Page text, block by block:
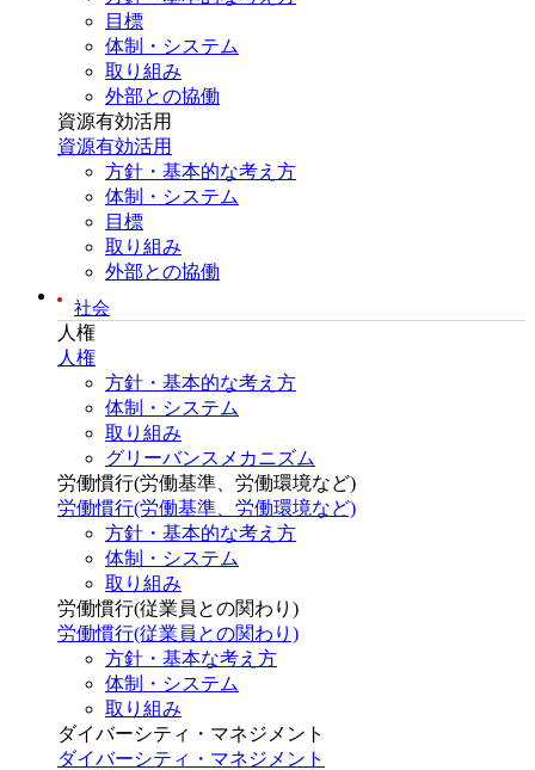
目標
体制・システム
取り組み
外部との協働
資源有効活用
資源有効活用
方針・基本的な考え方
体制・システム
目標
取り組み
外部との協働
社会
人権
人権
方針・基本的な考え方
体制・システム
取り組み
グリーバンスメカニズム
労働慣行(労働基準、労働環境など)
労働慣行(労働基準、労働環境など)
方針・基本的な考え方
体制・システム
取り組み
労働慣行(従業員との関わり)
労働慣行(従業員との関わり)
方針・基本な考え方
体制・システム
取り組み
ダイバーシティ・マネジメント
ダイバーシティ・マネジメント